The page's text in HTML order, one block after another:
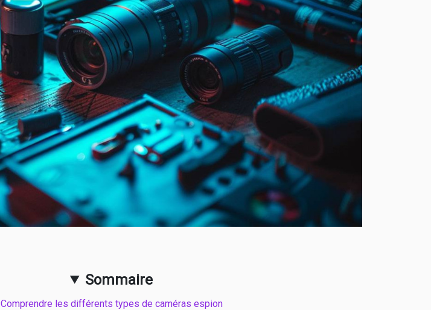
Sommaire
Comprendre les différents types de caméras espion